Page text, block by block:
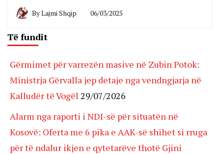
ByLajmi Shqip 06/03/2025
Të fundit
Gërmimet për varrezën masive në Zubin Potok:
Ministrja Gërvalla jep detaje nga vendngjarja në
Kalludër të Vogël 29/07/2026
Alarm nga raporti i NDI-së për situatën në
Kosovë: Oferta me 6 pika e AAK-së shihet si rruga
për të ndalur ikjen e qytetarëve thotë Gjini